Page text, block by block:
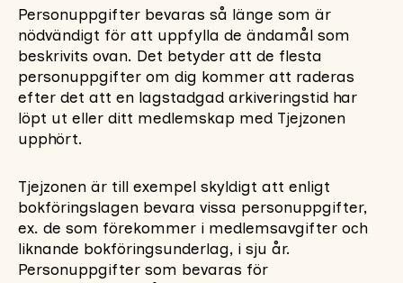
Personuppgifter bevaras så länge som är
nödvändigt för att uppfylla de ändamål som
beskrivits ovan. Det betyder att de flesta
personuppgifter om dig kommer att raderas
efter det att en lagstadgad arkiveringstid har
löpt ut eller ditt medlemskap med Tjejzonen
upphört.
Tjejzonen är till exempel skyldigt att enligt
bokföringslagen bevara vissa personuppgifter,
ex. de som förekommer i medlemsavgifter och
liknande bokföringsunderlag, i sju år.
Personuppgifter som bevaras för